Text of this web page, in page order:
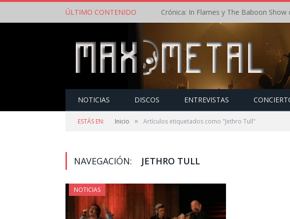
ÚLTIMO CONTENIDO
NOTICIAS DISCOS ENTREVISTAS
ESTÁS EN: Inicio » Artículos etiquetados como "Jethro Tull"
NAVEGACIÓN: JETHRO TULL
NOTICIAS